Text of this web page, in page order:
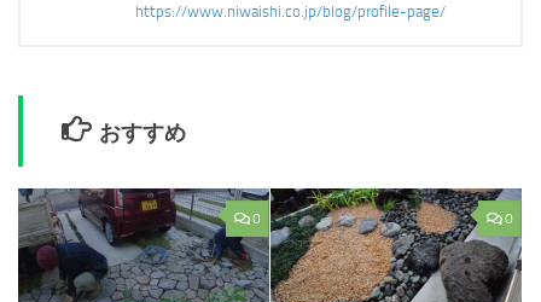
https://www.niwaishi.co.jp/blog/profile-page/
おすすめ
0 0